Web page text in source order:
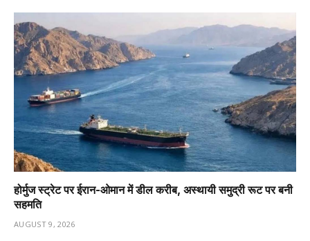
होर्मुज स्ट्रेट पर ईरान-ओमान में डील करीब, अस्थायी समुद्री रूट पर बनी
सहमति
AUGUST 9, 2026